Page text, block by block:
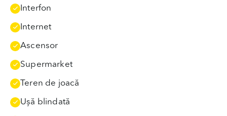
Interfon
Internet
Ascensor
Supermarket
Teren de joacă
Uşă blindată